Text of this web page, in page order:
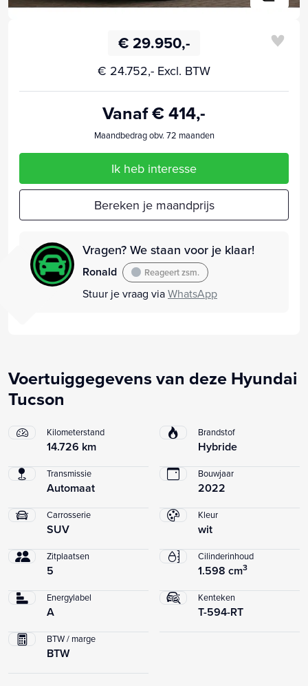
€ 29.950,-
€ 24.752,- Excl. BTW
Vanaf € 414,-
Maandbedrag obv. 72 maanden
Ik heb interesse
Bereken je maandprijs
Vragen? We staan voor je klaar!
Ronald Reageert zsm.
Stuur je vraag viaWhatsApp
Voertuiggegevens van deze Hyundai
Tucson
Kilometerstand
14.726 km
Brandstof
Hybride
Transmissie
Automaat
Bouwjaar
2022
Carrosserie
SUV
Kleur
wit
Zitplaatsen
5
Cilinderinhoud
1.598 cm3
Energylabel
A
Kenteken
T-594-RT
BTW / marge
BTW